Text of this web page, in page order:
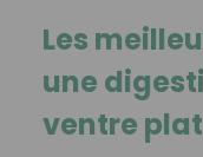
Les
une
ventre plat